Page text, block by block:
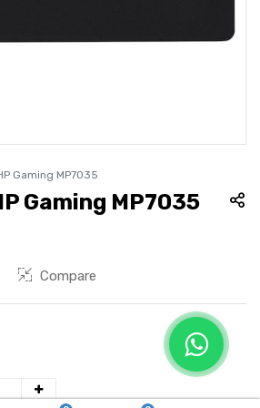
Gaming MP7035
Gaming MP7035
Compare